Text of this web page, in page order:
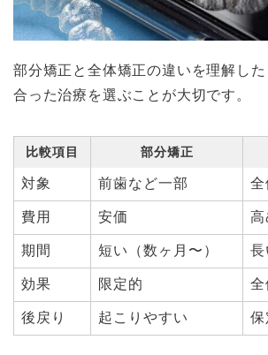
部分矯正と全体矯正の違いを理解し
合った治療を選ぶことが大切です。
比較項目 部分矯正
対象 前歯など一部 全
費用 安価 高
期間 短い（数ヶ月〜） 長
効果 限定的 全
後戻り 起こりやすい 保